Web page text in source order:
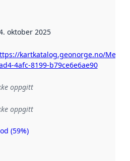
oktober 2025
kartkatalog.geonorge.no/
4afc-8199-b79ce6e6ae90
oppgitt
oppgitt
(59%)